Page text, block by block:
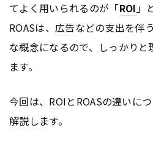
てよく用いられるのが「ROI」
ROASは、 広告などの支出を伴
な概念になるので、しっかりと
ます。
今回は、 ROIとROASの違いに
解説します。